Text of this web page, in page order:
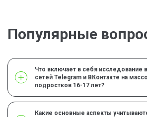
Популярные
Что включает в себя исследование
сетей Telegram и ВКонтакте на
подростков 16-17 лет?
Какие основные аспекты